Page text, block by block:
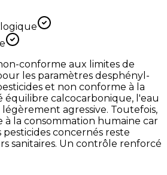
conforme aux limites de
les paramètres desphényl-
et non conforme à la
équilibre calcocarbonique, l'eau
agressive. Toutefois,
la consommation humaine car
pesticides concernés reste
sanitaires. Un contrôle renforcé